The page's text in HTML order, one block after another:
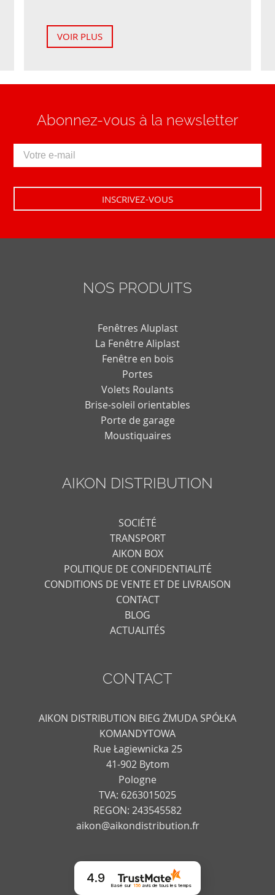
VOIR PLUS
Abonnez-vous à la newsletter
NOS PRODUITS
Fenêtres Aluplast
La Fenêtre Aliplast
Fenêtre en bois
Portes
Volets Roulants
Brise-soleil orientables
Porte de garage
Moustiquaires
AIKON DISTRIBUTION
SOCIÉTÉ
TRANSPORT
AIKON BOX
POLITIQUE DE CONFIDENTIALITÉ
CONDITIONS DE VENTE ET DE LIVRAISON
CONTACT
BLOG
ACTUALITÉS
CONTACT
AIKON DISTRIBUTION BIEG ŻMUDA SPÓŁKA
KOMANDYTOWA
Rue Łagiewnicka 25
41-902 Bytom
Pologne
TVA: 6263015025
REGON: 243545582
aikon@aikondistribution.fr
4.9
Basé sur 156avis de tous les temps